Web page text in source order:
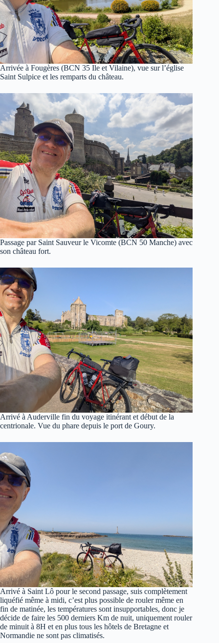
Arrivée à Fougères (BCN 35 Ile et Vilaine), vue sur l’église
Saint Sulpice et les remparts du château.
Passage par Saint Sauveur le Vicomte (BCN 50 Manche) avec
son château fort.
Arrivé à Auderville fin du voyage itinérant et début de la
centrionale. Vue du phare depuis le port de Goury.
Arrivé à Saint Lô pour le second passage, suis complètement
liquéfié même à midi, c’est plus possible de rouler même en
fin de matinée, les températures sont insupportables, donc je
décide de faire les 500 derniers Km de nuit, uniquement rouler
de minuit à 8H et en plus tous les hôtels de Bretagne et
Normandie ne sont pas climatisés.